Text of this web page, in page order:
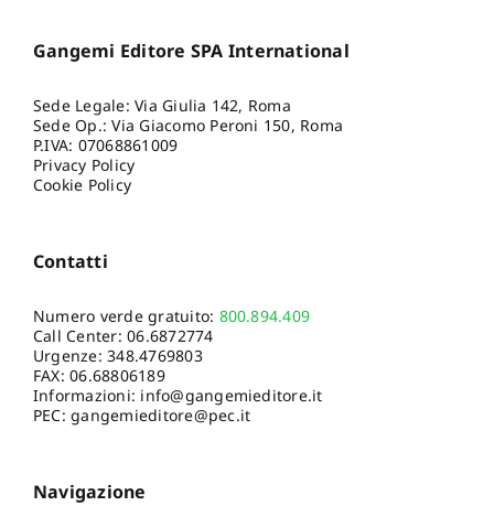
Gangemi Editore SPA International
Sede Legale: Via Giulia 142, Roma
Sede Op.: Via Giacomo Peroni 150, Roma
P.IVA: 07068861009
Privacy Policy
Cookie Policy
Contatti
Numero verde gratuito: 800.894.409
Call Center:06.6872774
Urgenze:348.4769803
FAX: 06.68806189
Informazioni: info@gangemieditore.it
PEC: gangemieditore@pec.it
Navigazione